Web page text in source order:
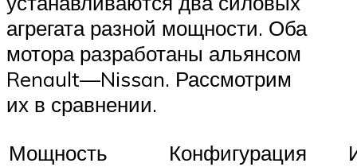
агрегата разной мощности. Оба
мотора разработаны альянсом
Renault—Nissan. Рассмотрим
их в сравнении.
Мощность
Конфигурация